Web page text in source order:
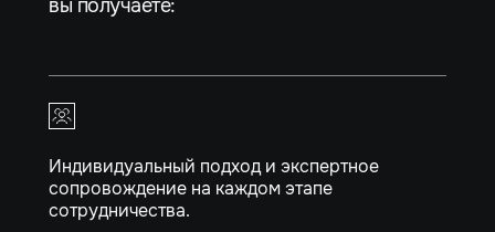
вы получаете:
Индивидуальный подход и экспертное
сопровождение на каждом этапе
сотрудничества.